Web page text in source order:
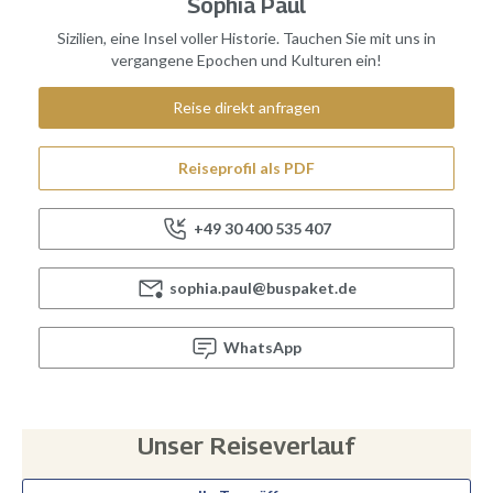
Sophia Paul
Sizilien, eine Insel voller Historie. Tauchen Sie mit uns in
vergangene Epochen und Kulturen ein!
Reise direkt anfragen
Reiseprofil als PDF
+49 30 400 535 407
sophia.paul@buspaket.de
WhatsApp
Unser Reiseverlauf